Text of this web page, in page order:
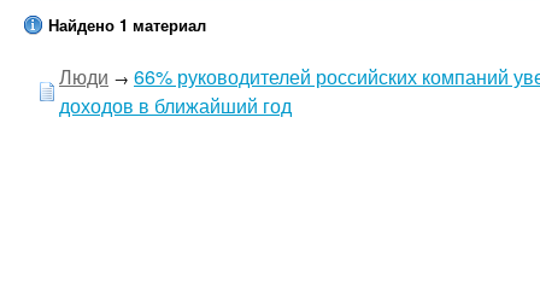
Найдено 1 материал
Люди → 66% руководителей российских компаний
доходов в ближайший год